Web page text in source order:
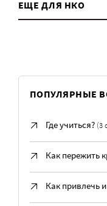
ЕЩЕ ДЛЯ НКО
ПОПУЛЯРНЫЕ
Где учиться? (3
Как пережить
Как привлечь